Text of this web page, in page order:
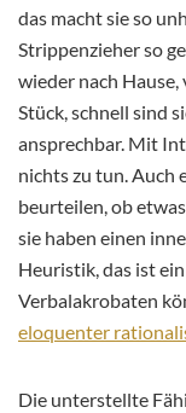
das macht sie so
Strippenzieher so
wieder nach
Stück, schnell sind
ansprechbar. Mit
nichts zu tun. Auch
beurteilen, ob
sie haben einen
Heuristik, das ist
Verbalakrobaten
eloquenter
Die unterstellte